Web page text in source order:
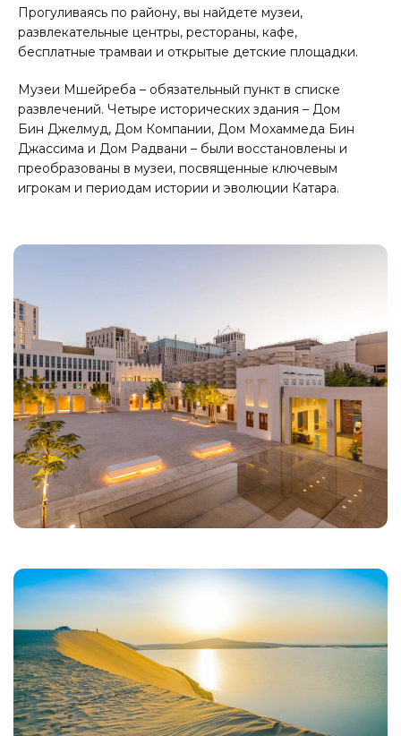
Прогуливаясь по району, вы найдете музеи,
развлекательные центры, рестораны, кафе,
бесплатные трамваи и открытые детские площадки.
Музеи Мшейреба – обязательный пункт в списке
развлечений. Четыре исторических здания – Дом
Бин Джелмуд, Дом Компании, Дом Мохаммеда Бин
Джассима и Дом Радвани – были восстановлены и
преобразованы в музеи, посвященные ключевым
игрокам и периодам истории и эволюции Катара.